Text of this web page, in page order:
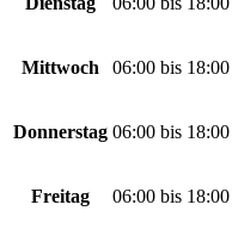
Mittwoch 06:00 bis 18:00
Donnerstag 06:00 bis 18:00
Freitag 06:00 bis 18:00